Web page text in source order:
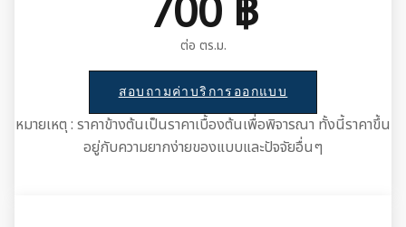
700 ฿
ต่อ ตร.ม.
สอบถามค่าบริการออกแบบ
หมายเหตุ : ราคาข้างต้นเป็นราคาเบื้องต้นเพื่อพิจารณา ทั้งนี้ราคาขึ้น
อยู่กับความยากง่ายของแบบและปัจจัยอื่นๆ